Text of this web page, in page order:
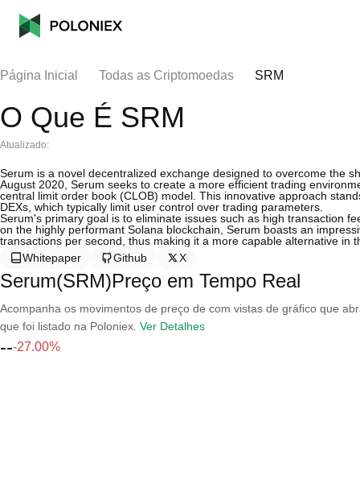
Página Inicial Todas as Criptomoedas SRM
O Que É SRM
Atualizado:
Serum is a novel decentralized exchange designed to overcome the
August 2020, Serum seeks to create a more efficient trading
central limit order book (CLOB) model. This innovative approach
DEXs, which typically limit user control over trading parameters.
Serum's primary goal is to eliminate issues such as high transaction
on the highly performant Solana blockchain, Serum boasts an
transactions per second, thus making it a more capable alternative in
Whitepaper
Github X
Serum(SRM)Preço em Tempo Real
Acompanha os movimentos de preço de com vistas de gráfico que
que foi listado na Poloniex. Ver Detalhes
---27.00%